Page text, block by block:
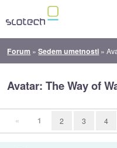
Forum »Sedem umetnosti »
Avatar: The Way of
« 1 2 3 4